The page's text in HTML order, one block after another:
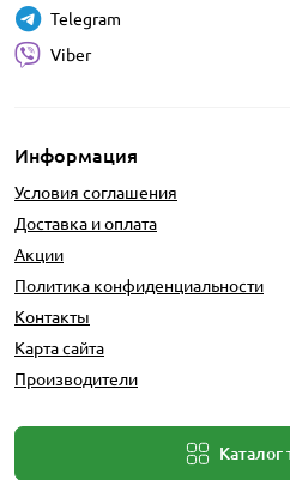
Информация
Условия соглашения
Доставка и оплата
Акции
Политика конфиденциальности
Контакты
Карта сайта
Производители
Каталог
Telegram
Viber